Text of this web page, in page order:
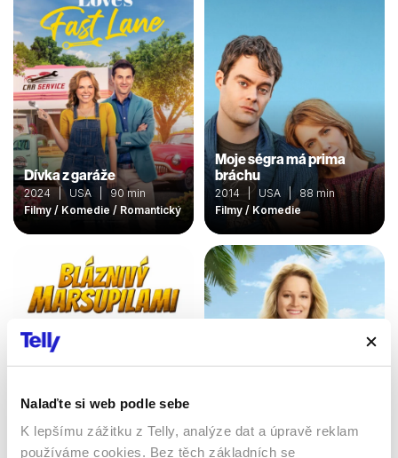
Nalaďte si web podle sebe
K lepšímu zážitku z Telly, analýze dat a úpravě reklam
používáme cookies. Bez těch základních se
Dívka z garáže
2024 | USA | 90 min
Filmy / Komedie / Romantický
Moje ségra má prima
bráchu
2014 | USA | 88 min
Filmy / Komedie
Bláznivý Marsupilami